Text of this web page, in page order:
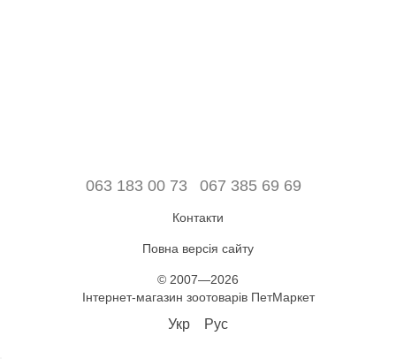
063 183 00 73 067 385 69 69
Контакти
Повна версія сайту
© 2007—2026
Інтернет-магазин зоотоварів ПетМаркет
Укр Рус